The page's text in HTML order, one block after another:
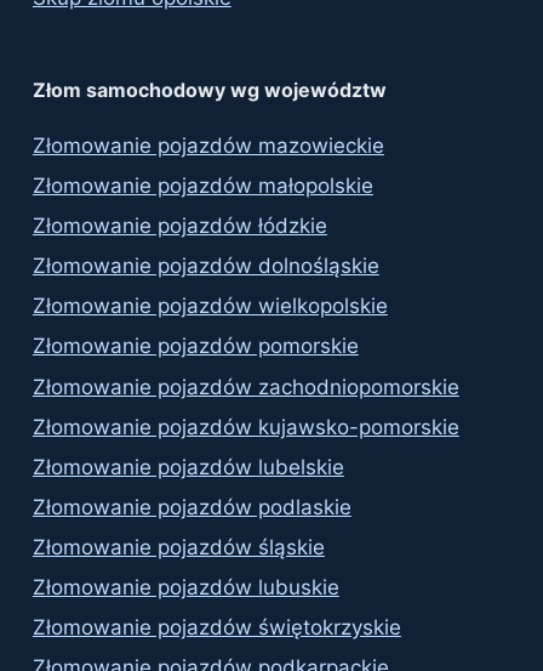
Złom samochodowy wg województw
Złomowanie pojazdów mazowieckie
Złomowanie pojazdów małopolskie
Złomowanie pojazdów łódzkie
Złomowanie pojazdów dolnośląskie
Złomowanie pojazdów wielkopolskie
Złomowanie pojazdów pomorskie
Złomowanie pojazdów zachodniopomorskie
Złomowanie pojazdów kujawsko-pomorskie
Złomowanie pojazdów lubelskie
Złomowanie pojazdów podlaskie
Złomowanie pojazdów śląskie
Złomowanie pojazdów lubuskie
Złomowanie pojazdów świętokrzyskie